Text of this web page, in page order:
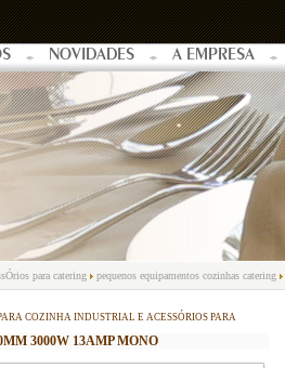
NOVIDADES A EMPRESA
para catering pequenos equipamentos cozinhas catering
COZINHA INDUSTRIAL E ACESSÓRIOS PARA
3000W 13AMP MONO